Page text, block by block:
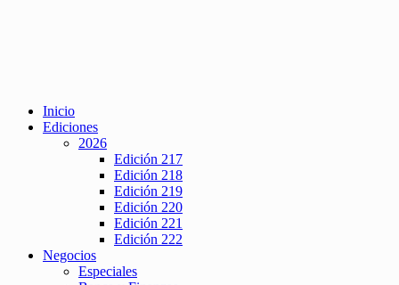
Inicio
Ediciones
2026
Edición 217
Edición 218
Edición 219
Edición 220
Edición 221
Edición 222
Negocios
Especiales